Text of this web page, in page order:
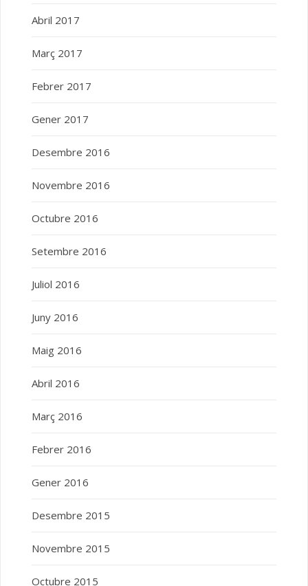
Abril 2017
Març 2017
Febrer 2017
Gener 2017
Desembre 2016
Novembre 2016
Octubre 2016
Setembre 2016
Juliol 2016
Juny 2016
Maig 2016
Abril 2016
Març 2016
Febrer 2016
Gener 2016
Desembre 2015
Novembre 2015
Octubre 2015